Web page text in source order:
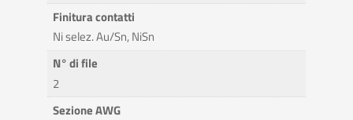
Finitura contatti
Ni selez. Au/Sn, NiSn
N° di file
2
Sezione AWG